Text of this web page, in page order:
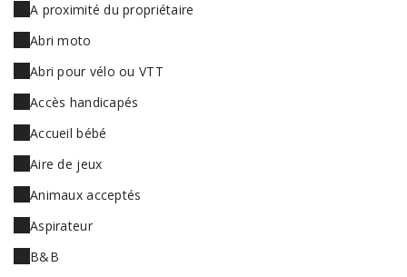
A proximité du propriétaire
Abri moto
Abri pour vélo ou VTT
Accès handicapés
Accueil bébé
Aire de jeux
Animaux acceptés
Aspirateur
B&B